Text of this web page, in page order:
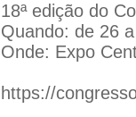
18ª edição do
Quando: de 26
Onde: Expo
https://